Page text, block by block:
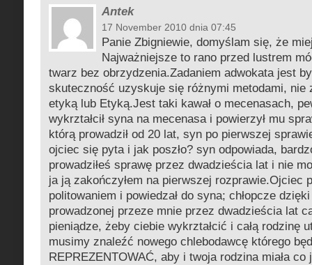
Antek
17 November 2010 dnia 07:45
Panie Zbigniewie, domyślam się, że
Najważniejsze to rano przed lustrem
twarz bez obrzydzenia.Zadaniem adwokata jest
skuteczność uzyskuje się różnymi metodami, nie
etyką lub Etyką.Jest taki kawał o mecenasach,
wykrztałcił syna na mecenasa i powierzył mu
którą prowadził od 20 lat, syn po pierwszej
ojciec się pyta i jak poszło? syn odpowiada,
prowadziłeś sprawę przez dwadzieścia lat i nie
ja ją zakończyłem na pierwszej rozprawie.Ojciec
politowaniem i powiedzał do syna; chłopcze
prowadzonej przeze mnie przez dwadzieścia lat
pieniądze, żeby ciebie wykrztałcić i całą rodzinę
musimy znaleźć nowego chlebodawcę którego
REPREZENTOWAĆ, aby i twoja rodzina miała